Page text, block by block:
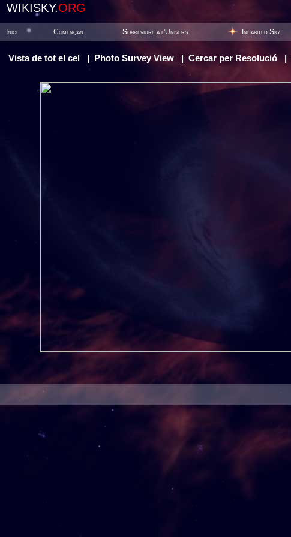
WIKISKY.ORG
Inici Començant Sobreviure a l'Univers Inhabited Sky
Vista de tot el cel Photo Survey View Cercar per Resolució